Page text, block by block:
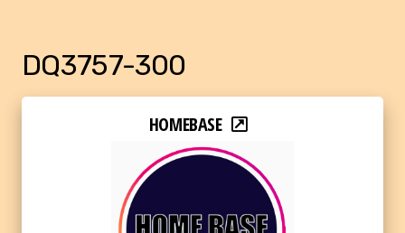
DQ3757-300
HOMEBASE